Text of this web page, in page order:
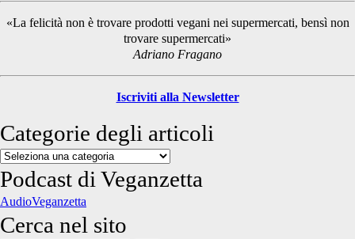
Sidebar
«La felicità non è trovare prodotti vegani nei supermercati, bensì non
trovare supermercati»
Adriano Fragano
Iscriviti alla Newsletter
Categorie degli articoli
Categorie
degli
articoli
Podcast di Veganzetta
AudioVeganzetta
Cerca nel sito